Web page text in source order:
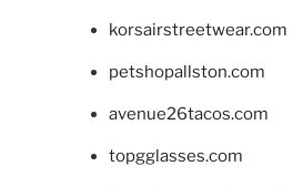
korsairstreetwear.com
petshopallston.com
avenue26tacos.com
topgglasses.com